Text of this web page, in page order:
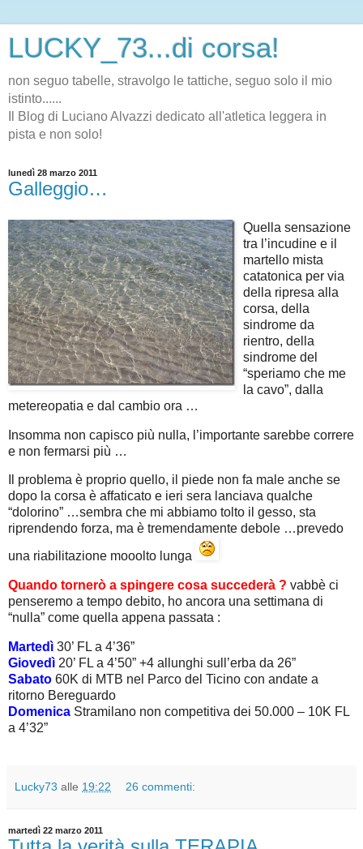
LUCKY_73...di corsa!
non seguo tabelle, stravolgo le tattiche, seguo solo il mio
istinto......
Il Blog di Luciano Alvazzi dedicato all'atletica leggera in
pista e non solo!
lunedì 28 marzo 2011
Galleggio…
Quella sensazione
tra l’incudine e il
martello mista
catatonica per via
della ripresa alla
corsa, della
sindrome da
rientro, della
sindrome del
“speriamo che me
la cavo”, dalla
metereopatia e dal cambio ora …
Insomma non capisco più nulla, l’importante sarebbe correre
e non fermarsi più …
Il problema è proprio quello, il piede non fa male anche se
dopo la corsa è affaticato e ieri sera lanciava qualche
“dolorino” …sembra che mi abbiamo tolto il gesso, sta
riprendendo forza, ma è tremendamente debole …prevedo
una riabilitazione mooolto lunga
Quando tornerò a spingere cosa succederà ? vabbè ci
penseremo a tempo debito, ho ancora una settimana di
“nulla” come quella appena passata :
Martedì 30’ FL a 4’36”
Giovedì 20’ FL a 4’50” +4 allunghi sull’erba da 26”
Sabato 60K di MTB nel Parco del Ticino con andate a
ritorno Bereguardo
Domenica Stramilano non competitiva dei 50.000 – 10K FL
a 4’32”
Lucky73 alle 19:22 26 commenti:
martedì 22 marzo 2011